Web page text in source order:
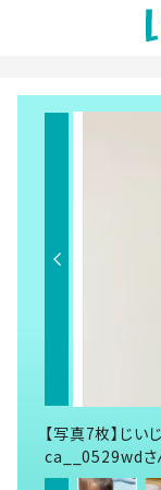
【写真7枚】じい
ca__0529wdさ